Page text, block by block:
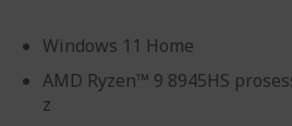
Windows 11 Home
AMD Ryzen™ 9 8945HS
z